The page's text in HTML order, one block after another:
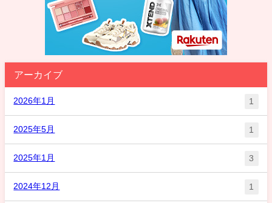
アーカイブ
2026年1月 1
2025年5月 1
2025年1月 3
2024年12月 1